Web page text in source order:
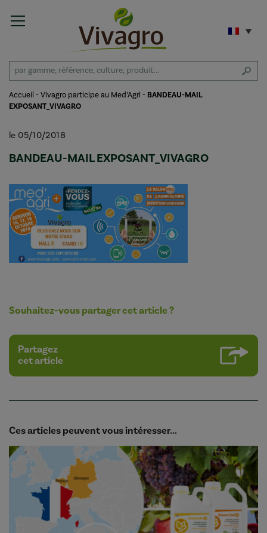
Accueil -Vivagro participe au Med’Agri - BANDEAU-MAIL
EXPOSANT_VIVAGRO
le 05/10/2018
BANDEAU-MAIL EXPOSANT_VIVAGRO
Souhaitez-vous partager cet article ?
Partagez
cet article
Ces articles peuvent vous intéresser...